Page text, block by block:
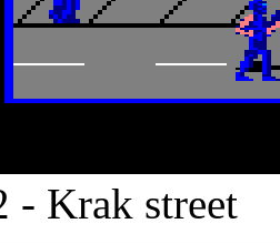
- Krak street